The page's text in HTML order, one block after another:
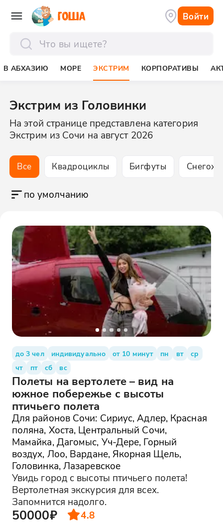
Войти
В АБХАЗИЮ МОРЕ ЭКСТРИМ КОРПОРАТИВЫ
Экстрим из Головинки
На этой странице представлена категория
Экстрим из Сочи на август 2026
Все Квадроциклы Бигфуты
по умолчанию
до 3 чел индивидуально от 10 минут пн вт
ср
чт
пт сб вс
Полеты на вертолете – вид на
южное побережье с высоты
птичьего полета
Для районов Сочи: Сириус, Адлер, Красная
поляна, Хоста, Центральный Сочи,
Мамайка, Дагомыс, Уч-Дере, Горный
воздух, Лоо, Вардане, Якорная Щель,
Головинка, Лазаревское
Увидь город с высоты птичьего полета!
Вертолетная экскурсия для всех.
Запомнится надолго.
50000₽ 4.8